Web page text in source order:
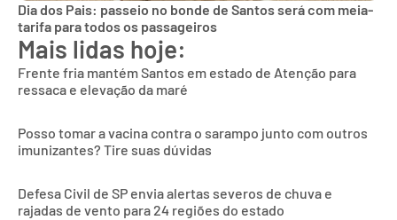
Dia dos Pais: passeio no bonde de Santos será com meia-
tarifa para todos os passageiros
Mais lidas hoje:
Frente fria mantém Santos em estado de Atenção para
ressaca e elevação da maré
Posso tomar a vacina contra o sarampo junto com outros
imunizantes? Tire suas dúvidas
Defesa Civil de SP envia alertas severos de chuva e
rajadas de vento para 24 regiões do estado